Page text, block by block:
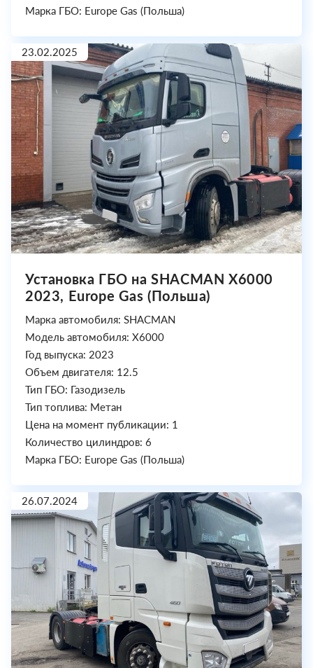
Марка ГБО: Europe Gas (Польша)
23.02.2025
Установка ГБО на SHACMAN X6000
2023, Europe Gas (Польша)
Марка автомобиля: SHACMAN
Модель автомобиля: X6000
Год выпуска: 2023
Объем двигателя: 12.5
Тип ГБО: Газодизель
Тип топлива: Метан
Цена на момент публикации: 1
Количество цилиндров: 6
Марка ГБО: Europe Gas (Польша)
26.07.2024